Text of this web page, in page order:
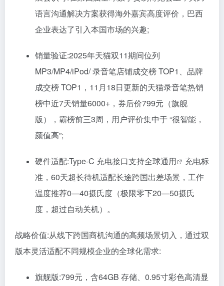
语言沟通解决方案获得海外嘉宾高度评价，巴西
企业表达了引入本国市场的兴趣;
销量验证:2025年天猫双11期间位列
MP3/MP4/iPod/ 录音笔店铺成交榜 TOP1、品牌
成交榜 TOP1，11月18日更新的天猫录音笔热销
榜中近7天销量6000+，券后价799元（旗舰
版），霸榜前三3周，用户评价集中于 “很智能，
颜值高”;
硬件适配:Type-C 充电接口支持全球通用
充电标
准，60天超长待机适配长途跨国出差场景，工作
温度推荐0—40摄氏度（极限零下20—50摄氏
度，超过自动关机）。
战略价值:从线下跨国商机沟通的高频场景切入，通过双
版本灵活适配不同规模企业的全球化需求:
旗舰版:799元，含64GB 存储、0.95寸彩色高清显